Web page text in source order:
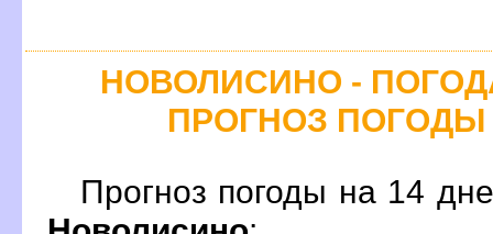
НОВОЛИСИНО -
ПРОГНОЗ
Прогноз погоды на 14